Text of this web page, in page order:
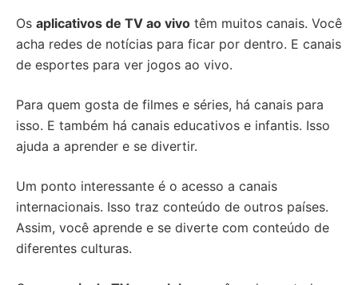
Os aplicativos de TV ao vivo têm muitos canais. Você
acha redes de notícias para ficar por dentro. E canais
de esportes para ver jogos ao vivo.
Para quem gosta de filmes e séries, há canais para
isso. E também há canais educativos e infantis. Isso
ajuda a aprender e se divertir.
Um ponto interessante é o acesso a canais
internacionais. Isso traz conteúdo de outros países.
Assim, você aprende e se diverte com conteúdo de
diferentes culturas.